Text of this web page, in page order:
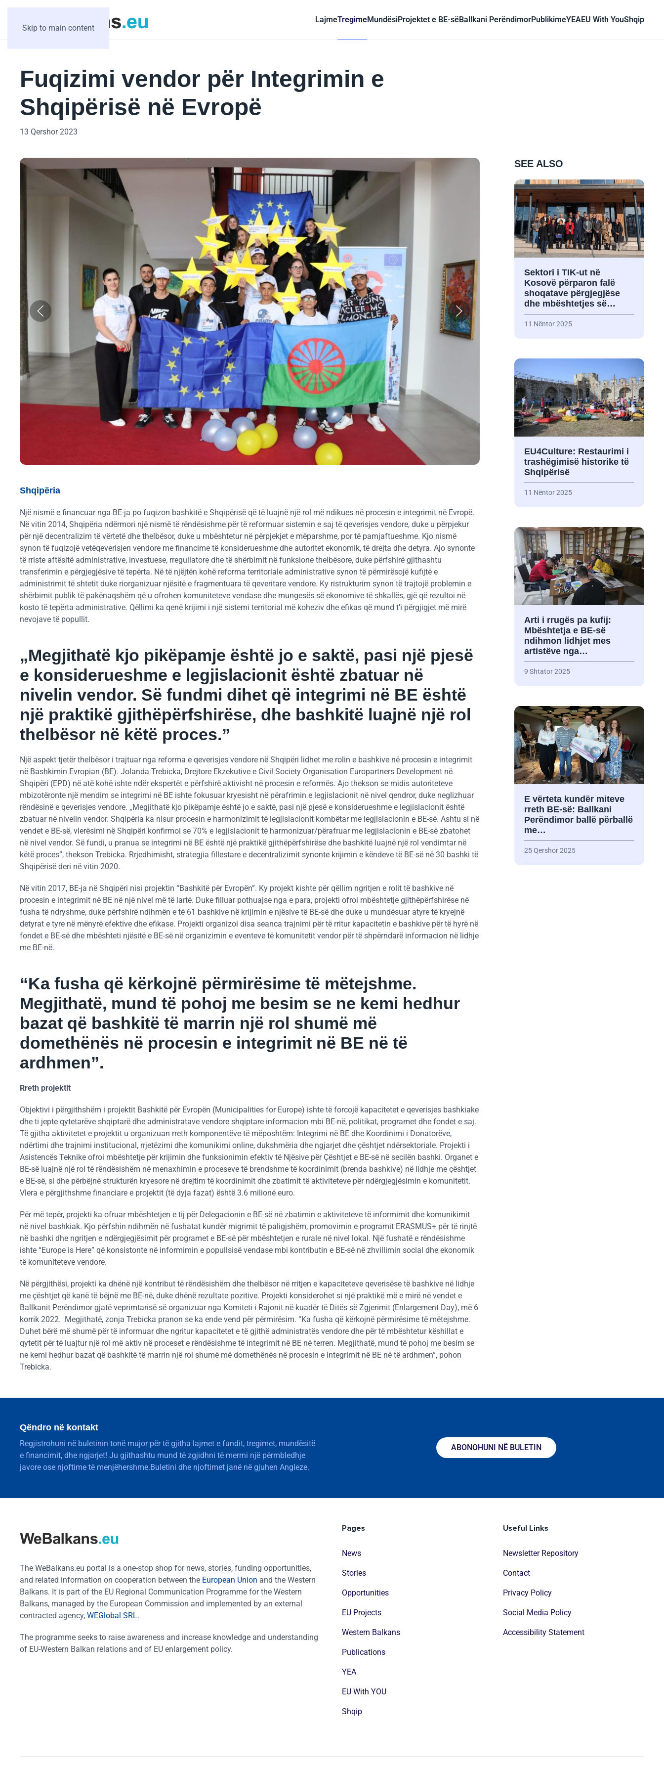
Skip to main content
LajmeTregimeMundësiProjektet e BE-sëBallkani PerëndimorPublikimeYEAEU With YouShqip
Fuqizimi vendor për Integrimin e
Shqipërisë në Evropë
13 Qershor 2023
Shqipëria
Një nismë e financuar nga BE-ja po fuqizon bashkitë e Shqipërisë që të luajnë një rol më ndikues në procesin e integrimit në Evropë.
Në vitin 2014, Shqipëria ndërmori një nismë të rëndësishme për të reformuar sistemin e saj të qeverisjes vendore, duke u përpjekur
për një decentralizim të vërtetë dhe thelbësor, duke u mbështetur në përpjekjet e mëparshme, por të pamjaftueshme. Kjo nismë
synon të fuqizojë vetëqeverisjen vendore me financime të konsiderueshme dhe autoritet ekonomik, të drejta dhe detyra. Ajo synonte
të rriste aftësitë administrative, investuese, rregullatore dhe të shërbimit në funksione thelbësore, duke përfshirë gjithashtu
transferimin e përgjegjësive të tepërta. Në të njëjtën kohë reforma territoriale administrative synon të përmirësojë kufijtë e
administrimit të shtetit duke riorganizuar njësitë e fragmentuara të qeveritare vendore. Ky ristrukturim synon të trajtojë problemin e
shërbimit publik të pakënaqshëm që u ofrohen komuniteteve vendase dhe mungesës së ekonomive të shkallës, gjë që rezultoi në
kosto të tepërta administrative. Qëllimi ka qenë krijimi i një sistemi territorial më koheziv dhe efikas që mund t’i përgjigjet më mirë
nevojave të popullit.
„Megjithatë kjo pikëpamje është jo e saktë, pasi një pjesë
e konsiderueshme e legjislacionit është zbatuar në
nivelin vendor. Së fundmi dihet që integrimi në BE është
një praktikë gjithëpërfshirëse, dhe bashkitë luajnë një rol
thelbësor në këtë proces.”
Një aspekt tjetër thelbësor i trajtuar nga reforma e qeverisjes vendore në Shqipëri lidhet me rolin e bashkive në procesin e integrimit
në Bashkimin Evropian (BE). Jolanda Trebicka, Drejtore Ekzekutive e Civil Society Organisation Europartners Development në
Shqipëri (EPD) në atë kohë ishte ndër ekspertët e përfshirë aktivisht në procesin e reformës. Ajo thekson se midis autoriteteve
mbizotëronte një mendim se integrimi në BE ishte fokusuar kryesisht në përafrimin e legjislacionit në nivel qendror, duke neglizhuar
rëndësinë e qeverisjes vendore. „Megjithatë kjo pikëpamje është jo e saktë, pasi një pjesë e konsiderueshme e legjislacionit është
zbatuar në nivelin vendor. Shqipëria ka nisur procesin e harmonizimit të legjislacionit kombëtar me legjislacionin e BE-së. Ashtu si në
vendet e BE-së, vlerësimi në Shqipëri konfirmoi se 70% e legjislacionit të harmonizuar/përafruar me legjislacionin e BE-së zbatohet
në nivel vendor. Së fundi, u pranua se integrimi në BE është një praktikë gjithëpërfshirëse dhe bashkitë luajnë një rol vendimtar në
këtë proces”, thekson Trebicka. Rrjedhimisht, strategjia fillestare e decentralizimit synonte krijimin e këndeve të BE-së në 30 bashki të
Shqipërisë deri në vitin 2020.
Në vitin 2017, BE-ja në Shqipëri nisi projektin “Bashkitë për Evropën”. Ky projekt kishte për qëllim ngritjen e rolit të bashkive në
procesin e integrimit në BE në një nivel më të lartë. Duke filluar pothuajse nga e para, projekti ofroi mbështetje gjithëpërfshirëse në
fusha të ndryshme, duke përfshirë ndihmën e të 61 bashkive në krijimin e njësive të BE-së dhe duke u mundësuar atyre të kryejnë
detyrat e tyre në mënyrë efektive dhe efikase. Projekti organizoi disa seanca trajnimi për të rritur kapacitetin e bashkive për të hyrë në
fondet e BE-së dhe mbështeti njësitë e BE-së në organizimin e eventeve të komunitetit vendor për të shpërndarë informacion në lidhje
me BE-në.
“Ka fusha që kërkojnë përmirësime të mëtejshme.
Megjithatë, mund të pohoj me besim se ne kemi hedhur
bazat që bashkitë të marrin një rol shumë më
domethënës në procesin e integrimit në BE në të
ardhmen”.
Rreth projektit
Objektivi i përgjithshëm i projektit Bashkitë për Evropën (Municipalities for Europe) ishte të forcojë kapacitetet e qeverisjes bashkiake
dhe ti jepte qytetarëve shqiptarë dhe administratave vendore shqiptare informacion mbi BE-në, politikat, programet dhe fondet e saj.
Të gjitha aktivitetet e projektit u organizuan rreth komponentëve të mëposhtëm: Integrimi në BE dhe Koordinimi i Donatorëve,
ndërtimi dhe trajnimi institucional, rrjetëzimi dhe komunikimi online, dukshmëria dhe ngjarjet dhe çështjet ndërsektoriale. Projekti i
Asistencës Teknike ofroi mbështetje për krijimin dhe funksionimin efektiv të Njësive për Çështjet e BE-së në secilën bashki. Organet e
BE-së luajnë një rol të rëndësishëm në menaxhimin e proceseve të brendshme të koordinimit (brenda bashkive) në lidhje me çështjet
e BE-së, si dhe përbëjnë strukturën kryesore në drejtim të koordinimit dhe zbatimit të aktiviteteve për ndërgjegjësimin e komunitetit.
Vlera e përgjithshme financiare e projektit (të dyja fazat) është 3.6 milionë euro.
Për më tepër, projekti ka ofruar mbështetjen e tij për Delegacionin e BE-së në zbatimin e aktiviteteve të informimit dhe komunikimit
në nivel bashkiak. Kjo përfshin ndihmën në fushatat kundër migrimit të paligjshëm, promovimin e programit ERASMUS+ për të rinjtë
në bashki dhe ngritjen e ndërgjegjësimit për programet e BE-së për mbështetjen e rurale në nivel lokal. Një fushatë e rëndësishme
ishte “Europe is Here” që konsistonte në informimin e popullsisë vendase mbi kontributin e BE-së në zhvillimin social dhe ekonomik
të komuniteteve vendore.
Në përgjithësi, projekti ka dhënë një kontribut të rëndësishëm dhe thelbësor në rritjen e kapaciteteve qeverisëse të bashkive në lidhje
me çështjet që kanë të bëjnë me BE-në, duke dhënë rezultate pozitive. Projekti konsiderohet si një praktikë më e mirë në vendet e
Ballkanit Perëndimor gjatë veprimtarisë së organizuar nga Komiteti i Rajonit në kuadër të Ditës së Zgjerimit (Enlargement Day), më 6
korrik 2022. Megjithatë, zonja Trebicka pranon se ka ende vend për përmirësim. “Ka fusha që kërkojnë përmirësime të mëtejshme.
Duhet bërë më shumë për të informuar dhe ngritur kapacitetet e të gjithë administratës vendore dhe për të mbështetur këshillat e
qytetit për të luajtur një rol më aktiv në proceset e rëndësishme të integrimit në BE në terren. Megjithatë, mund të pohoj me besim se
ne kemi hedhur bazat që bashkitë të marrin një rol shumë më domethënës në procesin e integrimit në BE në të ardhmen”, pohon
Trebicka.
SEE ALSO
Sektori i TIK-ut në
Kosovë përparon falë
shoqatave përgjegjëse
dhe mbështetjes së…
11 Nëntor 2025
EU4Culture: Restaurimi i
trashëgimisë historike të
Shqipërisë
11 Nëntor 2025
Arti i rrugës pa kufij:
Mbështetja e BE-së
ndihmon lidhjet mes
artistëve nga…
9 Shtator 2025
E vërteta kundër miteve
rreth BE-së: Ballkani
Perëndimor ballë përballë
me…
25 Qershor 2025
Qëndro në kontakt
Regjistrohuni në buletinin tonë mujor për të gjitha lajmet e fundit, tregimet, mundësitë
e financimit, dhe ngjarjet! Ju gjithashtu mund të zgjidhni të merrni një përmbledhje
javore ose njoftime të menjëhershme.Buletini dhe njoftimet janë në gjuhen Angleze.
ABONOHUNI NË BULETIN
The WeBalkans.eu portal is a one-stop shop for news, stories, funding opportunities,
and related information on cooperation between the European Union and the Western
Balkans. It is part of the EU Regional Communication Programme for the Western
Balkans, managed by the European Commission and implemented by an external
contracted agency, WEGlobal SRL.
The programme seeks to raise awareness and increase knowledge and understanding
of EU-Western Balkan relations and of EU enlargement policy.
Pages
News
Stories
Opportunities
EU Projects
Western Balkans
Publications
YEA
EU With YOU
Shqip
Useful Links
Newsletter Repository
Contact
Privacy Policy
Social Media Policy
Accessibility Statement